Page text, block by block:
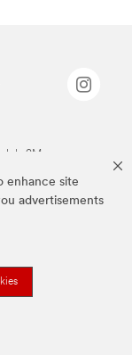
enhance site
advertisements
de 3M